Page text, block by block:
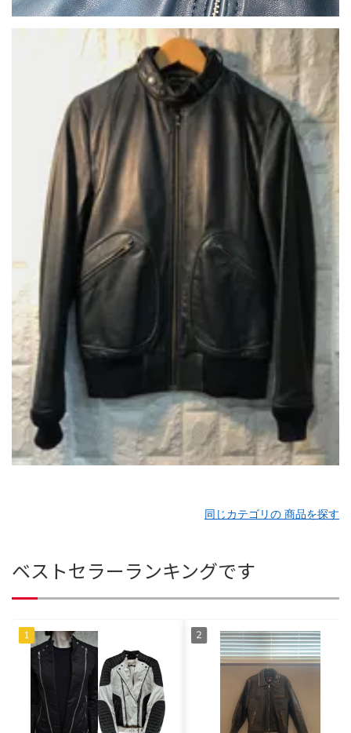
同じカテゴリの 商品を探す
ベストセラーランキングです